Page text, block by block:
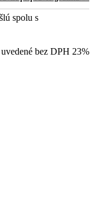
spolu s
bez DPH 23%